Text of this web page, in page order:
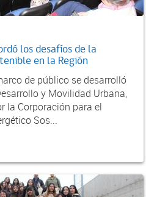
los desafíos de la
en la Región
de público se desarrolló
y Movilidad Urbana,
la Corporación para el
Sos...